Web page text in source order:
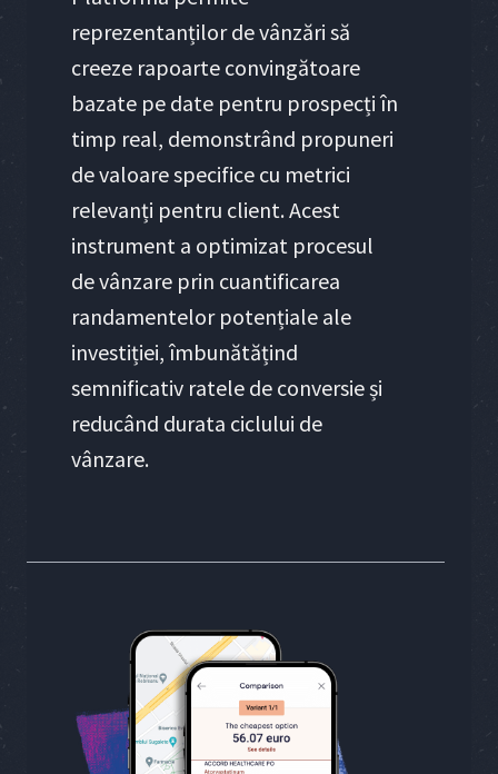
reprezentanților de vânzări să
creeze rapoarte convingătoare
bazate pe date pentru prospecți în
timp real, demonstrând propuneri
de valoare specifice cu metrici
relevanți pentru client. Acest
instrument a optimizat procesul
de vânzare prin cuantificarea
randamentelor potențiale ale
investiției, îmbunătățind
semnificativ ratele de conversie și
reducând durata ciclului de
vânzare.